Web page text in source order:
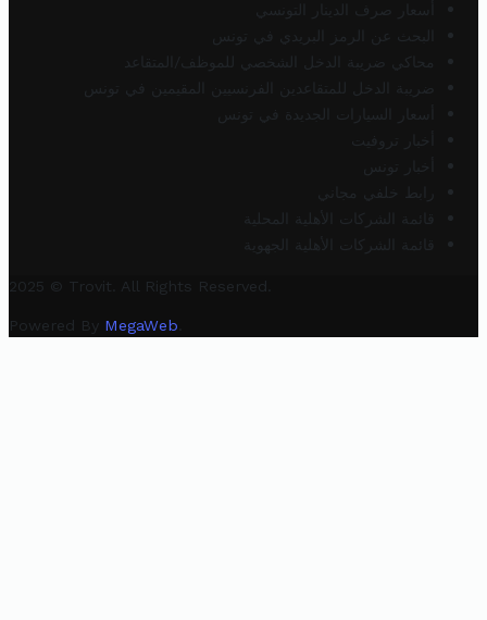
أسعار صرف الدينار التونسي
البحث عن الرمز البريدي في تونس
محاكي ضريبة الدخل الشخصي للموظف/المتقاعد
ضريبة الدخل للمتقاعدين الفرنسيين المقيمين في تونس
أسعار السيارات الجديدة في تونس
أخبار تروفيت
أخبار تونس
رابط خلفي مجاني
قائمة الشركات الأهلية المحلية
قائمة الشركات الأهلية الجهوية
2025 © Trovit. All Rights Reserved.
Powered By MegaWeb